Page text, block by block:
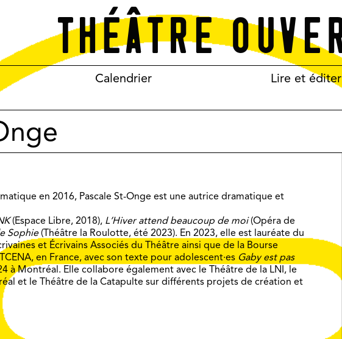
Calendrier Lire et éditer
en 2016, Pascale St-Onge est une autrice dramatique et
(Espace Libre, 2018), L’Hiver attend beaucoup de moi(Opéra de
Sophie(Théâtre la Roulotte, été 2023). En 2023, elle est lauréate du
et Écrivains Associés du Théâtre ainsi que de la Bourse
en France, avec son texte pour adolescent·es Gaby est pas
à Montréal. Elle collabore également avec le Théâtre de la LNI, le
et le Théâtre de la Catapulte sur différents projets de création et